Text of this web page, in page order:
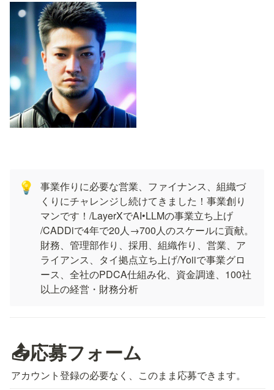
💡
事業作りに必要な営業、ファイナンス、組織づ
くりにチャレンジし続けてきました！事業創り
マンです！/LayerXでAI•LLMの事業立ち上げ
/CADDiで4年で20人→700人のスケールに貢献。
財務、管理部作り、採用、組織作り、営業、ア
ライアンス、タイ拠点立ち上げ/Yoiiで事業グロ
ース、全社のPDCA仕組み化、資金調達、100社
以上の経営・財務分析
📤応募フォーム
アカウント登録の必要なく、このまま応募できます。